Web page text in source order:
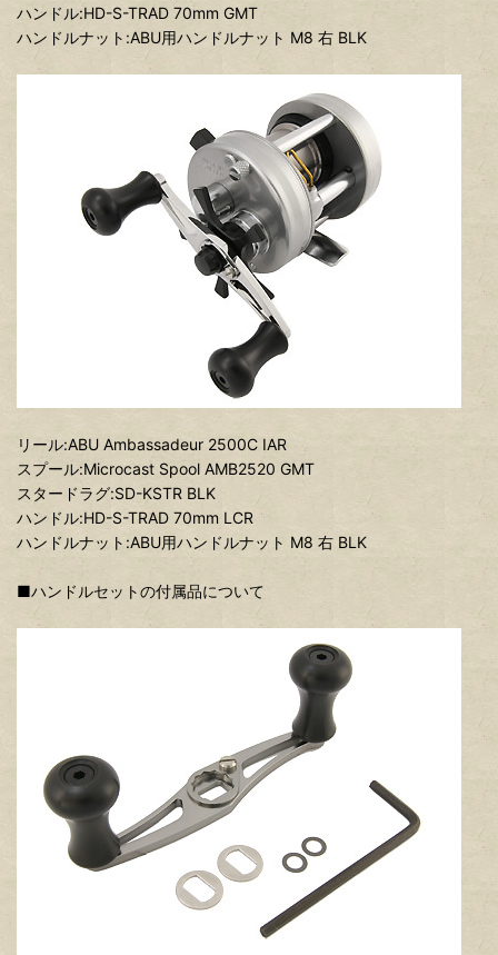
ハンドル:HD-S-TRAD 70mm GMT
ハンドルナット:ABU用ハンドルナット M8 右 BLK
リール:ABU Ambassadeur 2500C IAR
スプール:Microcast Spool AMB2520 GMT
スタードラグ:SD-KSTR BLK
ハンドル:HD-S-TRAD 70mm LCR
ハンドルナット:ABU用ハンドルナット M8 右 BLK
■ハンドルセットの付属品について